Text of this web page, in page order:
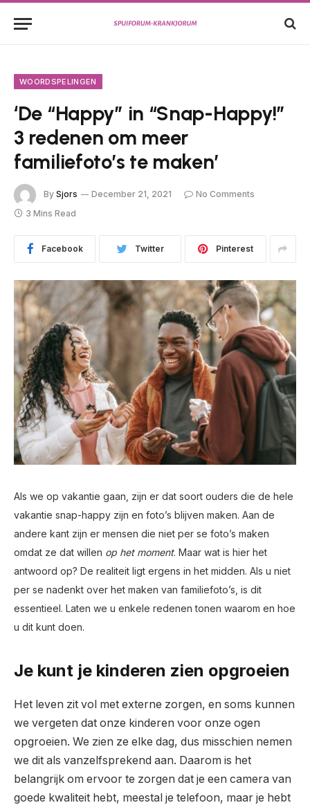
WOORDSPELINGEN
‘De “Happy” in “Snap-Happy!”
3 redenen om meer
familiefoto’s te maken’
By Sjors December 21, 2021
No Comments
3 Mins Read
Facebook Twitter Pinterest
Als we op vakantie gaan, zijn er dat soort ouders die de hele
vakantie snap-happy zijn en foto’s blijven maken. Aan de
andere kant zijn er mensen die niet per se foto’s maken
omdat ze dat willen op het moment. Maar wat is hier het
antwoord op? De realiteit ligt ergens in het midden. Als u niet
per se nadenkt over het maken van familiefoto’s, is dit
essentieel. Laten we u enkele redenen tonen waarom en hoe
u dit kunt doen.
Je kunt je kinderen zien opgroeien
Het leven zit vol met externe zorgen, en soms kunnen
we vergeten dat onze kinderen voor onze ogen
opgroeien. We zien ze elke dag, dus misschien nemen
we dit als vanzelfsprekend aan. Daarom is het
belangrijk om ervoor te zorgen dat je een camera van
goede kwaliteit hebt, meestal je telefoon, maar je hebt